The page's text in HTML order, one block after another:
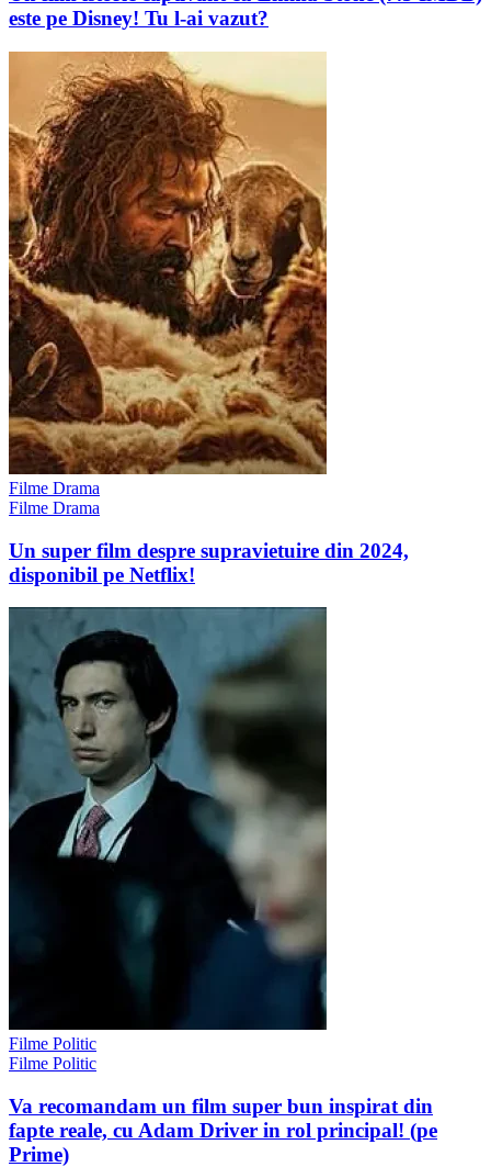
este pe Disney! Tu l-ai vazut?
Filme Drama
Filme Drama
Un super film despre supravietuire din 2024,
disponibil pe Netflix!
Filme Politic
Filme Politic
Va recomandam un film super bun inspirat din
fapte reale, cu Adam Driver in rol principal! (pe
Prime)